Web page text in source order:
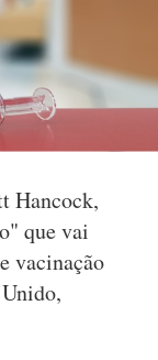
Hancock,
que vai
vacinação